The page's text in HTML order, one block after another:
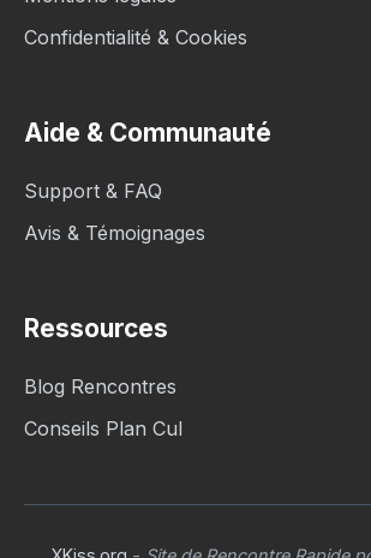
Confidentialité & Cookies
Aide & Communauté
Support & FAQ
Avis & Témoignages
Ressources
Blog Rencontres
Conseils Plan Cul